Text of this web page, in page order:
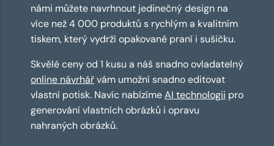
námi můžete navrhnout jedinečný design na
více než 4 000 produktů s rychlým a kvalitním
tiskem, který vydrží opakované praní i sušičku.
Skvělé ceny od 1 kusu a náš snadno ovladatelný
online návrhářvám umožní snadno editovat
vlastní potisk. Navíc nabízímeAI technologii pro
generování vlastních obrázků i opravu
nahraných obrázků.